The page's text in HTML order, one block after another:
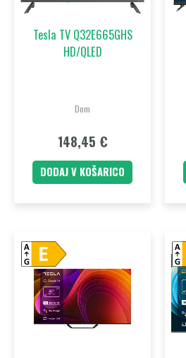
Tesla TV Q32E665GHS
HD/QLED
Dom
148,45 €
DODAJ V KOŠARICO